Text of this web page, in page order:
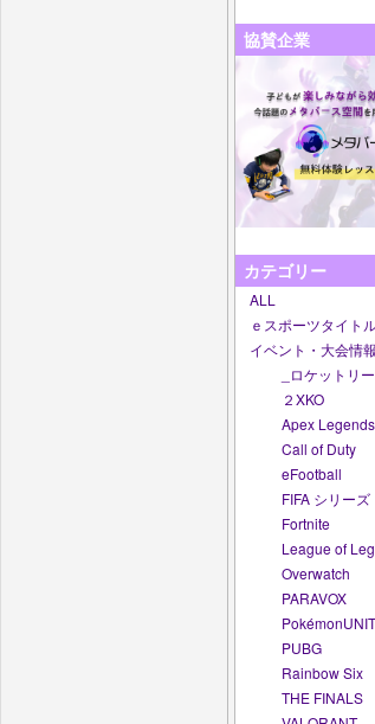
協賛企業
カテゴリー
ALL
ｅスポーツタイト
イベント・大会情報
_ロケットリ
２XKO
Apex Legends
Call of Duty
eFootball
FIFA シリーズ
Fortnite
League of
Overwatch
PARAVOX
PUBG
Rainbow Six
THE FINALS